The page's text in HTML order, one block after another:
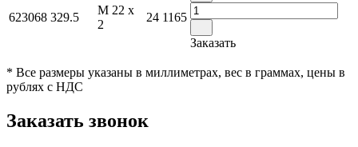
623068 329.5
M 22 x
2
24 1165
Заказать
* Все размеры указаны в миллиметрах, вес в граммах, цены в
рублях с НДС
Заказать звонок